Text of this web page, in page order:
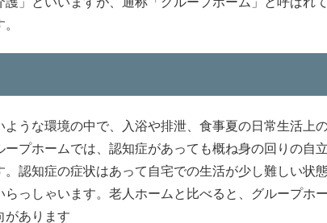
うな環境の中で、入浴や排泄、食事夏の日常生活上
ープホームでは、認知症があっても概ね身の回りの自
認知症の症状はあって自宅での生活が少し難しい状
っしゃいます。老人ホームと比べると、グループホ
があります